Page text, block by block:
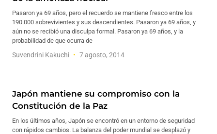
Pasaron ya 69 años, pero el recuerdo se mantiene fresco entre los
190.000 sobrevivientes y sus descendientes. Pasaron ya 69 años, y
aún no se recibió una disculpa formal. Pasaron ya 69 años, y la
probabilidad de que ocurra de
Suvendrini Kakuchi 7 agosto, 2014
Japón mantiene su compromiso con la
Constitución de la Paz
En los últimos años, Japón se encontró en un entorno de seguridad
con rápidos cambios. La balanza del poder mundial se desplazó y